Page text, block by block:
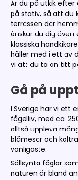
Är du på utkik efter
på stativ, så att du
terrassen där
önskar du dig
klassiska
håller med i ett av
vi att du ta en titt
Gå på
I Sverige har vi ett
fågelliv, med ca.
alltså uppleva
blåmesar och
vanligaste.
Sällsynta fåglar
naturen är bland